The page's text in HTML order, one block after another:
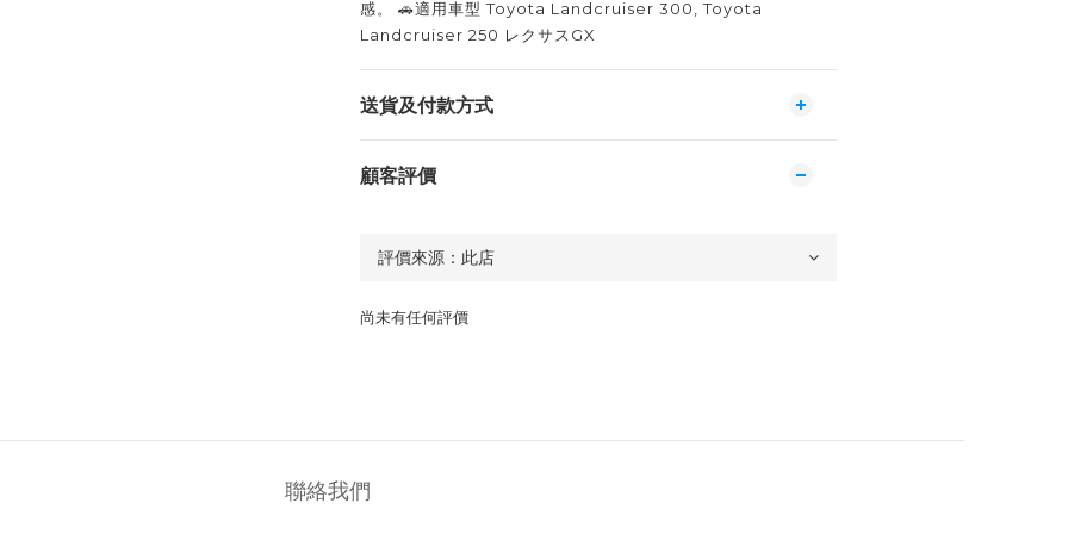
感。 🚗適用車型 Toyota Landcruiser 300, Toyota
Landcruiser 250 レクサスGX
送貨及付款方式
顧客評價
尚未有任何評價
聯絡我們